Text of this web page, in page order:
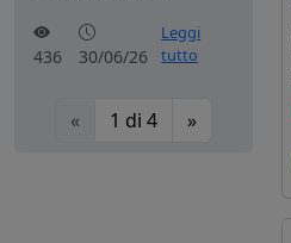
436 30/06/26
Leggi
tutto
« 1 di 4 »